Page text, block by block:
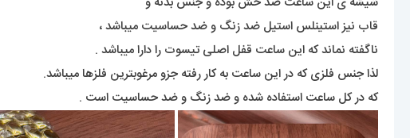
قاب نیز استینلس استیل ضد زنگ و ضد حساسیت میباشد ،
ناگفته نماند که این ساعت قفل اصلی تیسوت را دارا میباشد .
لذا جنس فلزی که در این ساعت به کار رفته جزو مرغوبترین فلزها میباشد.
که در کل ساعت استفاده شده و ضد زنگ و ضد حساسیت است .